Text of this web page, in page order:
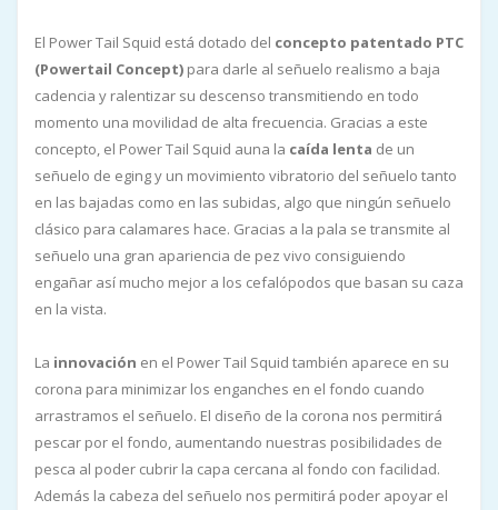
El Power Tail Squid está dotado del concepto patentado PTC
(Powertail Concept) para darle al señuelo realismo a baja
cadencia y ralentizar su descenso transmitiendo en todo
momento una movilidad de alta frecuencia. Gracias a este
concepto, el Power Tail Squid auna la caída lenta de un
señuelo de eging y un movimiento vibratorio del señuelo tanto
en las bajadas como en las subidas, algo que ningún señuelo
clásico para calamares hace. Gracias a la pala se transmite al
señuelo una gran apariencia de pez vivo consiguiendo
engañar así mucho mejor a los cefalópodos que basan su caza
en la vista.
La innovación en el Power Tail Squid también aparece en su
corona para minimizar los enganches en el fondo cuando
arrastramos el señuelo. El diseño de la corona nos permitirá
pescar por el fondo, aumentando nuestras posibilidades de
pesca al poder cubrir la capa cercana al fondo con facilidad.
Además la cabeza del señuelo nos permitirá poder apoyar el